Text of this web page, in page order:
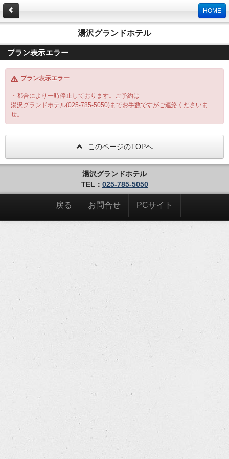
HOME
湯沢グランドホテル
プラン表示エラー
プラン表示エラー
・都合により一時停止しております。ご予約は
湯沢グランドホテル(025-785-5050)までお手数ですがご連絡くださいま
せ。
このページのTOPへ
湯沢グランドホテル
TEL： 025-785-5050
戻る お問合せ PCサイト